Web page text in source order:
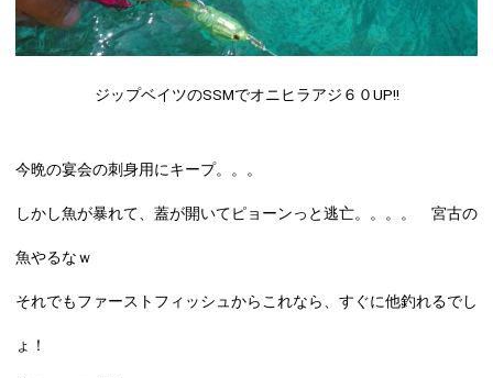
ジップベイツのSSMでオニヒラアジ６０UP!!
今晩の宴会の刺身用にキープ。。。
しかし魚が暴れて、蓋が開いてピョーンっと逃亡。。。。 宮古の
魚やるなｗ
それでもファーストフィッシュからこれなら、すぐに他釣れるでし
ょ！